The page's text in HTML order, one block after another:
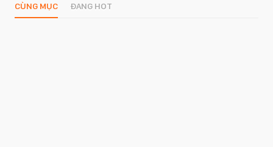
CÙNG MỤC ĐANG HOT